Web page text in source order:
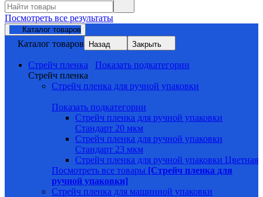
Посмотреть все результаты
Каталог товаров
Каталог товаров Назад Закрыть
Стрейч пленка
Показать подкатегории
Стрейч пленка
Стрейч пленка для ручной упаковки
Показать подкатегории
Стрейч пленка для ручной упаковки
Стандарт 20 мкм
Стрейч пленка для ручной упаковки
Стандарт 23 мкм
Стрейч пленка для ручной упаковки Цветная
Посмотреть все товары [Стрейч пленка для
ручной упаковки]
Стрейч пленка для машинной упаковки